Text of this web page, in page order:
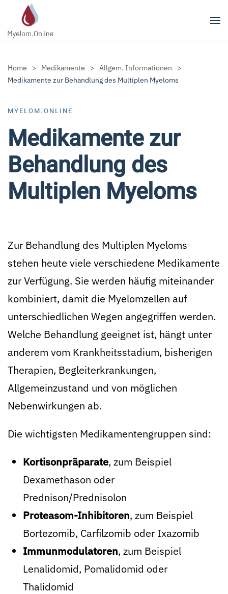
Zum Hauptinhalt springen
Home Medikamente
Allgem. Informationen
Medikamente zur Behandlung des Multiplen Myeloms
MYELOM.ONLINE
Medikamente zur
Behandlung des
Multiplen Myeloms
Zur Behandlung des Multiplen Myeloms
stehen heute viele verschiedene Medikamente
zur Verfügung. Sie werden häufig miteinander
kombiniert, damit die Myelomzellen auf
unterschiedlichen Wegen angegriffen werden.
Welche Behandlung geeignet ist, hängt unter
anderem vom Krankheitsstadium, bisherigen
Therapien, Begleiterkrankungen,
Allgemeinzustand und von möglichen
Nebenwirkungen ab.
Die wichtigsten Medikamentengruppen sind:
Kortisonpräparate, zum Beispiel
Dexamethason oder
Prednison/Prednisolon
Proteasom-Inhibitoren, zum Beispiel
Bortezomib, Carfilzomib oder Ixazomib
Immunmodulatoren, zum Beispiel
Lenalidomid, Pomalidomid oder
Thalidomid